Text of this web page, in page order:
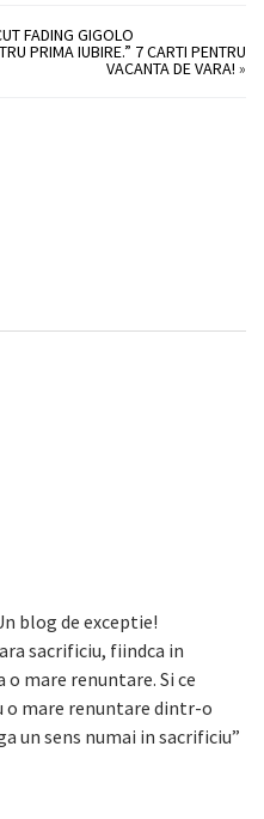
FADING GIGOLO
PRIMA IUBIRE.” 7 CARTI PENTRU
VACANTA DE VARA! »
blog de exceptie!
sacrificiu, fiindca in
mare renuntare. Si ce
o mare renuntare dintr-o
un sens numai in sacrificiu”